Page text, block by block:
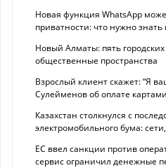
Новая функция WhatsApp
приватности: что нужно
Новый Алматы: пять
общественные пространства
Взрослый клиент скажет: “Я
Сулейменов об оплате картами
Казахстан столкнулся с
электромобильного бума:
ЕС ввел санкции против
сервис ограничил денежные